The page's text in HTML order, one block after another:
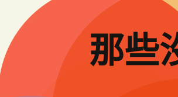
要
內
容
那些